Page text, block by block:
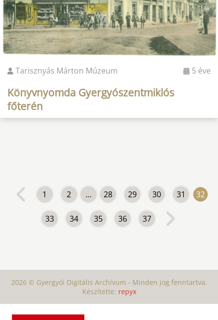
Tarisznyás Márton Múzeum 5 éve
Könyvnyomda Gyergyószentmiklós
főterén
1 2 ... 28 29 30 31 32
33 34 35 36 37
2026 © Gyergyói Digitális Archívum - Minden jog fenntartva.
Készítette: repyx